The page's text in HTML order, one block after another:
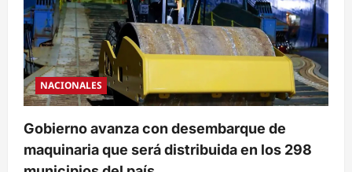
NACIONALES
Gobierno avanza con desembarque de
maquinaria que será distribuida en los 298